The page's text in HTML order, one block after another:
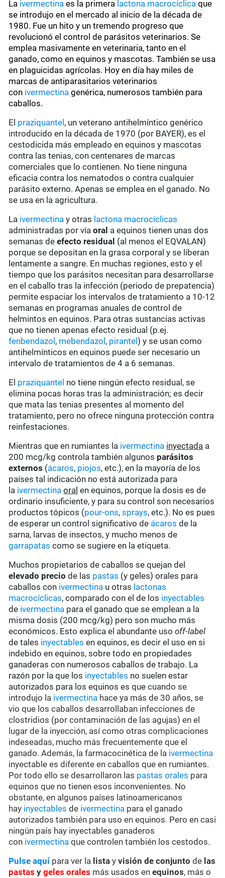
La ivermectina es la primera lactona macrocíclica que
se introdujo en el mercado al inicio de la década de
1980. Fue un hito y un tremendo progreso que
revolucionó el control de parásitos veterinarios. Se
emplea masivamente en veterinaria, tanto en el
ganado, como en equinos y mascotas. También se usa
en plaguicidas agrícolas. Hoy en día hay miles de
marcas de antiparasitarios veterinarios
con ivermectina genérica, numerosos también para
caballos.
El praziquantel , un veterano antihelmíntico genérico
introducido en la década de 1970 (por BAYER), es el
cestodicida más empleado en equinos y mascotas
contra las tenias, con centenares de marcas
comerciales que lo contienen. No tiene ninguna
eficacia contra los nematodos o contra cualquier
parásito externo. Apenas se emplea en el ganado. No
se usa en la agricultura.
La ivermectina y otras lactona macrocíclicas
administradas por víaoral a equinos tienen unas dos
semanas deefecto residual (al menos el EQVALAN)
porque se depositan en la grasa corporal y se liberan
lentamente a sangre. En muchas regiones, esto y el
tiempo que los parásitos necesitan para desarrollarse
en el caballo tras la infección (periodo de prepatencia)
permite espaciar los intervalos de tratamiento a 10-12
semanas en programas anuales de control de
helmintos en equinos. Para otras sustancias activas
que no tienen apenas efecto residual (p.ej.
fenbendazol , mebendazol , pirantel) y se usan como
antihelmínticos en equinos puede ser necesario un
intervalo de tratamientos de 4 a 6 semanas.
El praziquantel no tiene ningún efecto residual, se
elimina pocas horas tras la administración; es decir
que mata las tenias presentes al momento del
tratamiento, pero no ofrece ninguna protección contra
reinfestaciones.
Mientras que en rumiantes la ivermectina inyectada a
200 mcg/kg controla también algunos parásitos
externos (ácaros, piojos, etc.), en la mayoría de los
países tal indicación no está autorizada para
la ivermectina oral en equinos, porque la dosis es de
ordinario insuficiente, y para su control son necesarios
productos tópicos (pour-ons,sprays, etc.). No es pues
de esperar un control significativo de ácaros de la
sarna, larvas de insectos, y mucho menos de
garrapatas como se sugiere en la etiqueta.
Muchos propietarios de caballos se quejan del
elevado precio de las pastas (y geles) orales para
caballos con ivermectina u otras lactonas
macrocíclicas, comparado con el de los inyectables
de ivermectina para el ganado que se emplean a la
misma dosis (200 mcg/kg) pero son mucho más
económicos. Esto explica el abundante usooff-label
de tales inyectables en equinos, es decir el uso en si
indebido en equinos, sobre todo en propiedades
ganaderas con numerosos caballos de trabajo. La
razón por la que los inyectables no suelen estar
autorizados para los equinos es quecuando se
introdujo la ivermectina hace ya más de 30 años, se
vio que los caballos desarrollaban infecciones de
clostridios (por contaminación de las agujas) en el
lugar de la inyección, así como otras complicaciones
indeseadas, mucho más frecuentemente que el
ganado. Además, la farmacocinética de la ivermectina
inyectable es diferente en caballos que en rumiantes.
Por todo ello se desarrollaron las pastas orales para
equinos que no tienen esos inconvenientes. No
obstante, en algunos países latinoamericanos
hay inyectables de ivermectina para el ganado
autorizados también para uso en equinos. Pero en casi
ningún país hay inyectables ganaderos
con ivermectina que controlen también los cestodos.
Pulse aquípara ver la lista yvisión de conjunto de las
pastas ygeles orales más usados en equinos, más o